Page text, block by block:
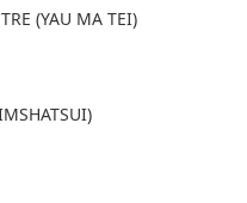
(YAU MA TEI)